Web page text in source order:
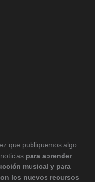
que publiquemos algo
para aprender
musical y para
los nuevos recursos